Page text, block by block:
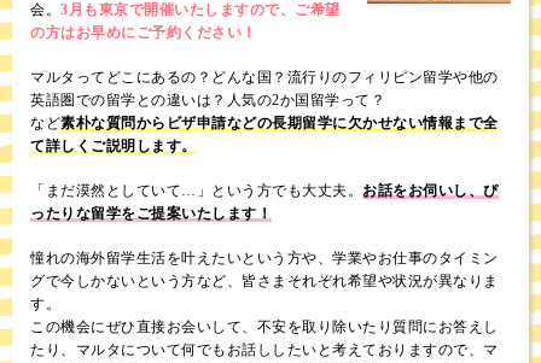
会。 3月も東京で開催いたしますので、ご希望
の方はお早めにご予約ください！
マルタってどこにあるの？どんな国？流行りのフィリピン留学や他の
英語圏での留学との違いは？人気の2か国留学って？
など素朴な質問からビザ申請などの長期留学に欠かせない情報まで全
て詳しくご説明します。
「まだ漠然としていて…」という方でも大丈夫。 お話をお伺いし、ぴ
ったりな留学をご提案いたします！
憧れの海外留学生活を叶えたいという方や、学業やお仕事のタイミン
グで今しかないという方など、皆さまそれぞれ希望や状況が異なりま
す。
この機会にぜひ直接お会いして、不安を取り除いたり質問にお答えし
たり、マルタについて何でもお話ししたいと考えておりますので、マ